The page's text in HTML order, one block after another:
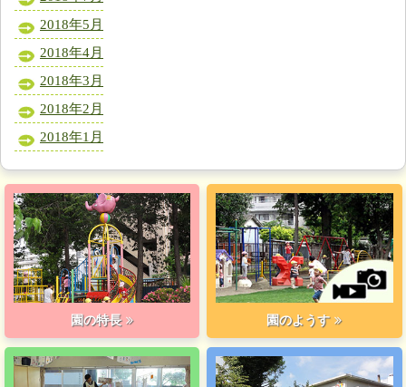
2018年5月
2018年4月
2018年3月
2018年2月
2018年1月
園の特長 園のようす